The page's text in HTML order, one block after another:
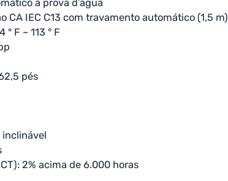
à prova d’água
CA IEC C13 com travamento automático (1,5 m)
F ~ 113 ° F
pés
inclinável
2% acima de 6.000 horas